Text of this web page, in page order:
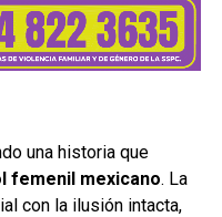
una historia que
femenil mexicano. La
con la ilusión intacta,